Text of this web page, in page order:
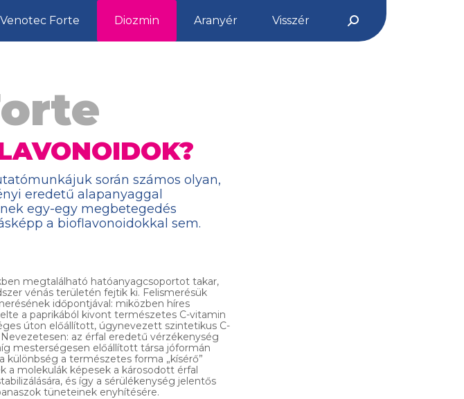
Venotec Forte Diozmin Aranyér Visszér Search:
során számos olyan,
eredetű alapanyaggal
egy-egy megbetegedés
a bioflavonoidokkal sem.
megtalálható hatóanyagcsoportot takar,
vénás területén fejtik ki. Felismerésük
időpontjával: miközben híres
a paprikából kivont természetes C-vitamin
úton előállított, úgynevezett szintetikus C-
az érfal eredetű vérzékenység
mesterségesen előállított társa jóformán
a természetes forma „kísérő”
a molekulák képesek a károsodott érfal
és így a sérülékenység jelentős
tüneteinek enyhítésére.